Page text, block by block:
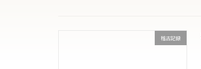
稽古記録